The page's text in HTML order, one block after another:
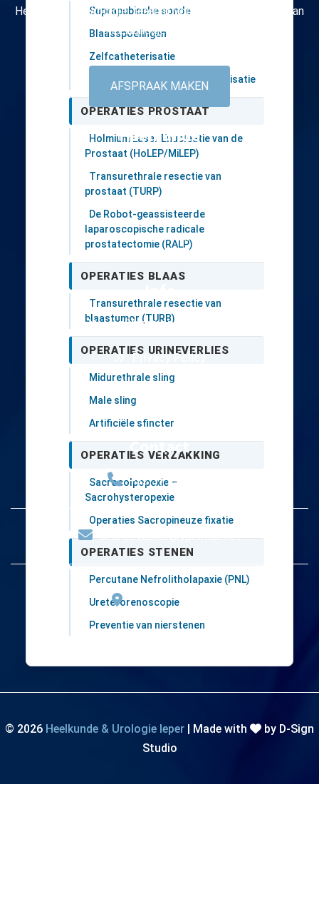
Suprapubische sonde
Blaasspoelingen
Zelfcatheterisatie
Vasectomie - Mannelijke sterilisatie
OPERATIES PROSTAAT
Holmium Laser Enucleatie van de
Prostaat (HoLEP/MiLEP)
Transurethrale resectie van
prostaat (TURP)
De Robot-geassisteerde
laparoscopische radicale
prostatectomie (RALP)
OPERATIES BLAAS
Transurethrale resectie van
blaastumor (TURB)
OPERATIES URINEVERLIES
Midurethrale sling
Male sling
Artificiële sfincter
OPERATIES VERZAKKING
Sacrocolpopexie –
Sacrohysteropexie
Operaties Sacropineuze fixatie
OPERATIES STENEN
Percutane Nefrolitholapaxie (PNL)
Ureterorenoscopie
Preventie van nierstenen
Heelkunde en Urologie, terecht voor een brede waaier aan
heelkundige ingrepen.
AFSPRAAK MAKEN
Heelkunde
Vasculaire
Jan Yperman Ziekenhuis
Privacy Policy
Contact
+32 57 35 72 00
secheelkunde@yperman.net
8900 Ieper
© 2026 Heelkunde & Urologie Ieper | Made with
by D-Sign
Studio